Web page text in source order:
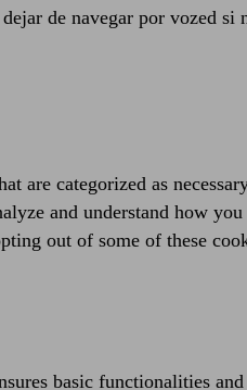
de navegar por vozed si
are categorized as
and understand how
out of some of these
basic functionalities